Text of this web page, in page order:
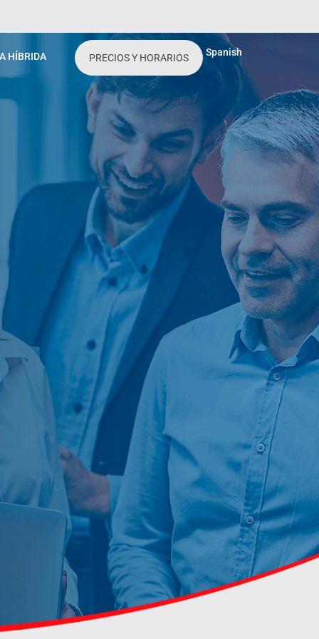
HÍBRIDA PRECIOS Y HORARIOS Spanish